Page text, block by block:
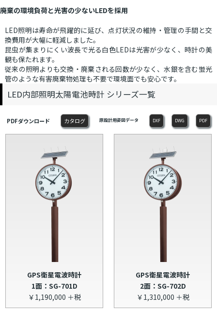
廃棄の環境負荷と光害の少ないLEDを採用
LED照明は寿命が飛躍的に延び、点灯状況の維持・管理の手間と交
換費用が大幅に軽減しました。
昆虫が集まりにくい波長で光る白色LEDは光害が少なく、時計の美
観も保たれます。
従来の照明よりも交換・廃棄される回数が少なく、水銀を含む蛍光
管のような有害廃棄物処理も不要で環境面でも安心です。
LED内部照明太陽電池時計 シリーズ一覧
PDFダウンロード カタログ 原設計用姿図データ DXF DWG PDF
GPS衛星電波時計
1面：SG-701D
￥1,190,000 ＋税
GPS衛星電波時計
2面：SG-702D
￥1,310,000 ＋税